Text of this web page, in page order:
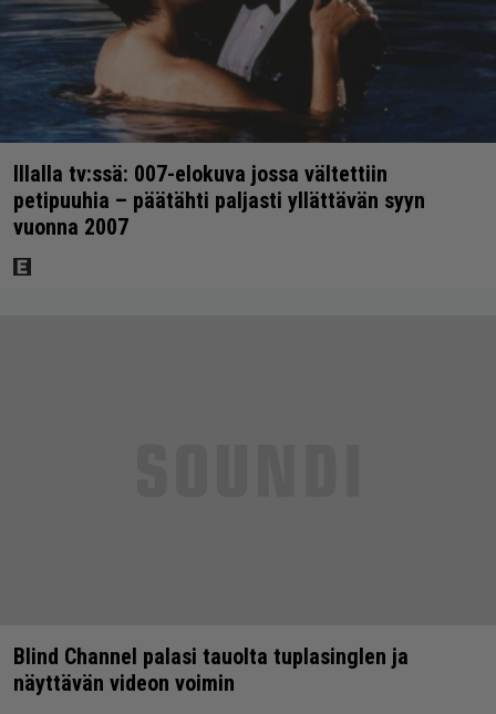
Illalla tv:ssä: 007-elokuva jossa vältettiin
petipuuhia – päätähti paljasti yllättävän syyn
vuonna 2007
Blind Channel palasi tauolta tuplasinglen ja
näyttävän videon voimin